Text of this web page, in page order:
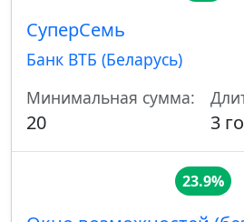
СуперСемь
Банк ВТБ (Беларусь)
Минимальная сумма:
20 3
23.9%